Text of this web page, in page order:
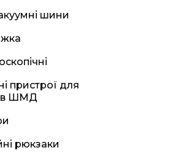
шини
пристрої для
ШМД
рюкзаки